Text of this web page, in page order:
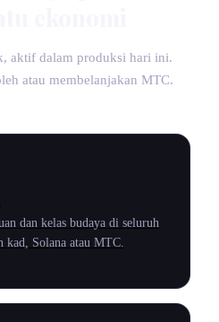
aktif dalam produksi hari ini.
atau membelanjakan MTC.
dan kelas budaya di seluruh
kad, Solana atau MTC.